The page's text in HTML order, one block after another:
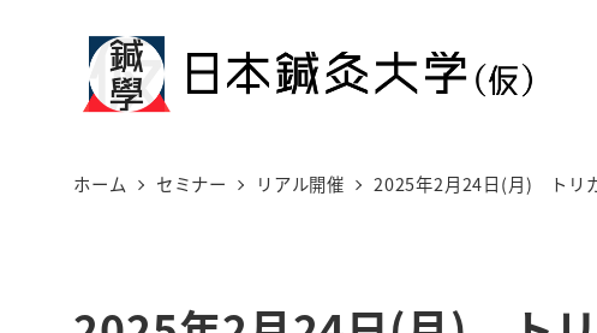
ホーム セミナー リアル開催 2025年2月24日(月) トリ